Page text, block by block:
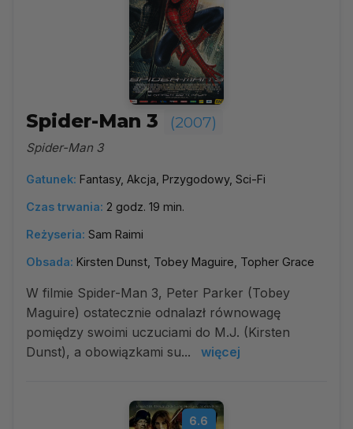
Spider-Man 3 (2007)
Spider-Man 3
Gatunek: Fantasy, Akcja, Przygodowy, Sci-Fi
Czas trwania: 2 godz. 19 min.
Reżyseria: Sam Raimi
Obsada: Kirsten Dunst, Tobey Maguire, Topher Grace
W filmie Spider-Man 3, Peter Parker (Tobey
Maguire) ostatecznie odnalazł równowagę
pomiędzy swoimi uczuciami do M.J. (Kirsten
Dunst), a obowiązkami su...
więcej
6.6